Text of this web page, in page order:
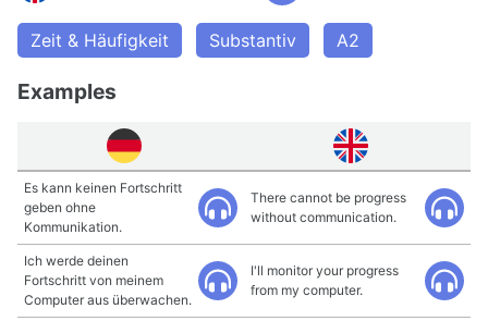
Zeit & Häufigkeit Substantiv A2
Examples
Es kann keinen Fortschritt
geben ohne
Kommunikation.
There cannot be progress
without communication.
Ich werde deinen
Fortschritt von meinem
Computer aus überwachen.
I'll monitor your progress
from my computer.